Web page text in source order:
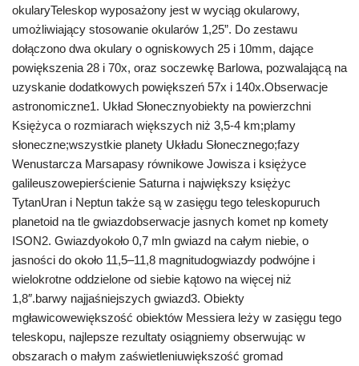
okularyTeleskop wyposażony jest w wyciąg okularowy,
umożliwiający stosowanie okularów 1,25”. Do zestawu
dołączono dwa okulary o ogniskowych 25 i 10mm, dające
powiększenia 28 i 70x, oraz soczewkę Barlowa, pozwalającą na
uzyskanie dodatkowych powiększeń 57x i 140x.Obserwacje
astronomiczne1. Układ Słonecznyobiekty na powierzchni
Księżyca o rozmiarach większych niż 3,5-4 km;plamy
słoneczne;wszystkie planety Układu Słonecznego;fazy
Wenustarcza Marsapasy równikowe Jowisza i księżyce
galileuszowepierścienie Saturna i największy księżyc
TytanUran i Neptun także są w zasięgu tego teleskopuruch
planetoid na tle gwiazdobserwacje jasnych komet np komety
ISON2. Gwiazdyokoło 0,7 mln gwiazd na całym niebie, o
jasności do około 11,5–11,8 magnitudogwiazdy podwójne i
wielokrotne oddzielone od siebie kątowo na więcej niż
1,8″.barwy najjaśniejszych gwiazd3. Obiekty
mgławicowewiększość obiektów Messiera leży w zasięgu tego
teleskopu, najlepsze rezultaty osiągniemy obserwując w
obszarach o małym zaświetleniuwiększość gromad